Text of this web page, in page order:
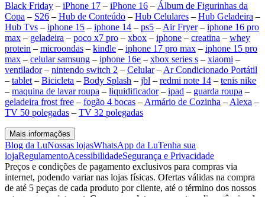
Black Friday – iPhone 17 – iPhone 16 – Álbum de Figurinhas da
Copa – S26 – Hub de Conteúdo – Hub Celulares – Hub Geladeira –
Hub Tvs – iphone 15 – iphone 14 – ps5 – Air Fryer– iphone 16 pro
max – geladeira – poco x7 pro – xbox – iphone – creatina – whey
protein – microondas – kindle – iphone 17 pro max – iphone 15 pro
max – celular samsung – iphone 16e – xbox series s – xiaomi –
ventilador– nintendo switch 2 – Celular– Ar Condicionado Portátil
– tablet – Bicicleta – Body Splash – jbl – redmi note 14 – tenis nike
– maquina de lavar roupa – liquidificador– ipad – guarda roupa –
geladeira frost free – fogão 4 bocas – Armário de Cozinha – Alexa –
TV 50 polegadas – TV 32 polegadas
Mais informações
Blog da LuNossas lojasWhatsApp da LuTenha sua
lojaRegulamentoAcessibilidadeSegurança e Privacidade
Preços e condições de pagamento exclusivos para compras via
internet, podendo variar nas lojas físicas. Ofertas válidas na compra
de até 5 peças de cada produto por cliente, até o término dos nossos